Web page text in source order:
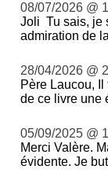
08/07/2026 @
Joli Tu sais, je
admiration de
28/04/2026 @
Père Laucou,
de ce livre une
05/09/2025 @
Merci Valère.
évidente. Je